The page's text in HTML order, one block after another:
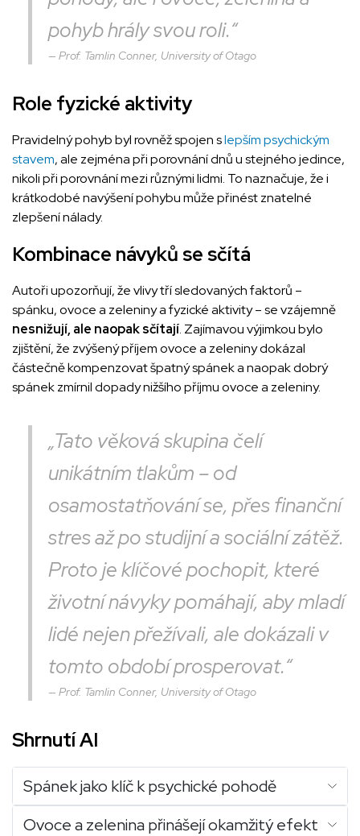
pohyb hrály svou roli.“
Prof. Tamlin Conner, University of Otago
Role fyzické aktivity
Pravidelný pohyb byl rovněž spojen slepším psychickým
stavem, ale zejména při porovnání dnů u stejného jedince,
nikoli při porovnání mezi různými lidmi. To naznačuje, že i
krátkodobé navýšení pohybu může přinést znatelné
zlepšení nálady.
Kombinace návyků se sčítá
Autoři upozorňují, že vlivy tří sledovaných faktorů –
spánku, ovoce a zeleniny a fyzické aktivity – se vzájemně
nesnižují, ale naopak sčítají. Zajímavou výjimkou bylo
zjištění, že zvýšený příjem ovoce a zeleniny dokázal
částečně kompenzovat špatný spánek a naopak dobrý
spánek zmírnil dopady nižšího příjmu ovoce a zeleniny.
„Tato věková skupina čelí
unikátním tlakům – od
osamostatňování se, přes finanční
stres až po studijní a sociální zátěž.
Proto je klíčové pochopit, které
životní návyky pomáhají, aby mladí
lidé nejen přežívali, ale dokázali v
tomto období prosperovat.“
Prof. Tamlin Conner, University of Otago
Shrnutí AI
Spánek jako klíč k psychické pohodě
Ovoce a zelenina přinášejí okamžitý efekt